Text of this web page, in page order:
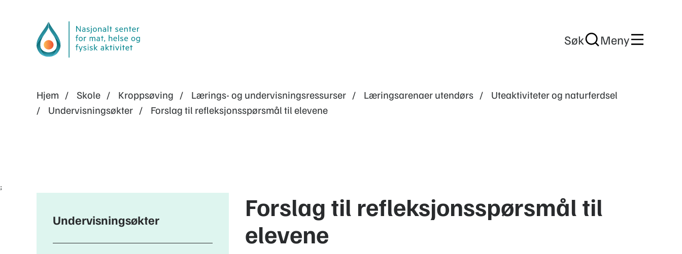
Søk Meny
Hjem Skole Kroppsøving Lærings- og undervisningsressurser Læringsarenaer utendørs
Uteaktiviteter og naturferdsel
Undervisningsøkter
Forslag til refleksjonsspørsmål til elevene
;
Undervisningsøkter
Forslag til refleksjonsspørsmål til
elevene